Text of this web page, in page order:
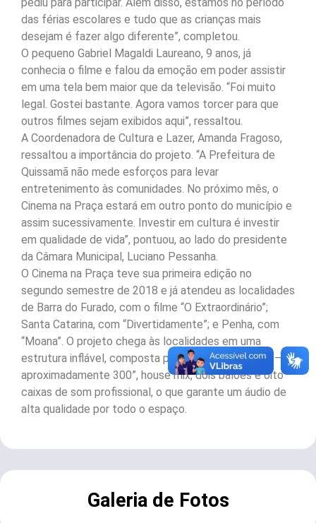
das férias escolares e tudo que as crianças mais
desejam é fazer algo diferente”, completou.
O pequeno Gabriel Magaldi Laureano, 9 anos, já
conhecia o filme e falou da emoção em poder assistir
em uma tela bem maior que da televisão. “Foi muito
legal. Gostei bastante. Agora vamos torcer para que
outros filmes sejam exibidos aqui”, ressaltou.
A Coordenadora de Cultura e Lazer, Amanda Fragoso,
ressaltou a importância do projeto. “A Prefeitura de
Quissamã não mede esforços para levar
entretenimento às comunidades. No próximo mês, o
Cinema na Praça estará em outro ponto do município e
assim sucessivamente. Investir em cultura é investir
em qualidade de vida”, pontuou, ao lado do presidente
da Câmara Municipal, Luciano Pessanha.
O Cinema na Praça teve sua primeira edição no
segundo semestre de 2018 e já atendeu as localidades
de Barra do Furado, com o filme “O Extraordinário”;
Santa Catarina, com “Divertidamente”; e Penha, com
“Moana”. O projeto chega às localidades em uma
estrutura inflável, composta por um telão de 7x9m –
aproximadamente 300”, house mix, dois balões e oito
caixas de som profissional, o que garante um áudio de
alta qualidade por todo o espaço.
Galeria de Fotos